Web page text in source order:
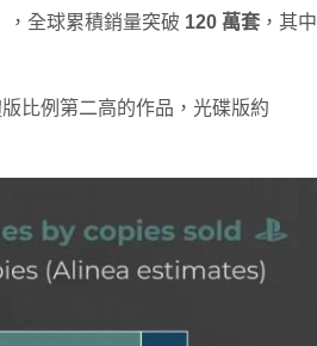
，全球累積銷量突破 120 萬套 ，其中
比例第二高的作品，光碟版約